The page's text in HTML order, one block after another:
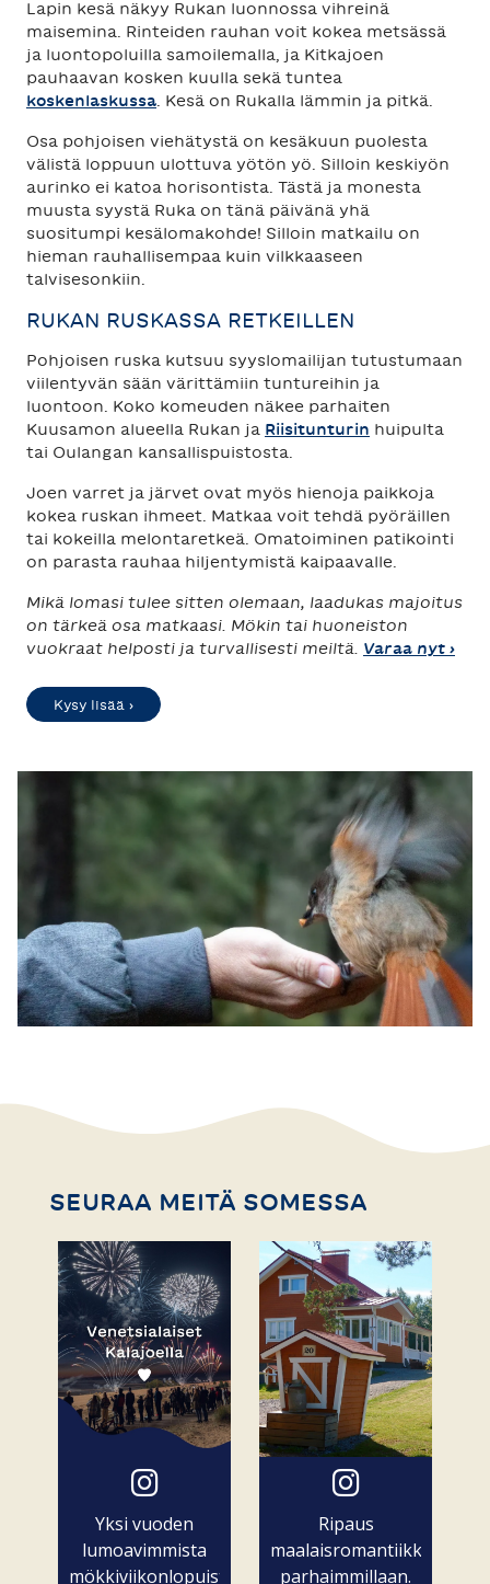
Lapin kesä näkyy Rukan luonnossa vihreinä
maisemina. Rinteiden rauhan voit kokea metsässä
ja luontopoluilla samoilemalla, ja Kitkajoen
pauhaavan kosken kuulla sekä tuntea
koskenlaskussa . Kesä on Rukalla lämmin ja pitkä.
Osa pohjoisen viehätystä on kesäkuun puolesta
välistä loppuun ulottuva yötön yö. Silloin keskiyön
aurinko ei katoa horisontista. Tästä ja monesta
muusta syystä Ruka on tänä päivänä yhä
suositumpi kesälomakohde! Silloin matkailu on
hieman rauhallisempaa kuin vilkkaaseen
talvisesonkiin.
RUKAN RUSKASSA RETKEILLEN
Pohjoisen ruska kutsuu syyslomailijan tutustumaan
viilentyvän sään värittämiin tuntureihin ja
luontoon. Koko komeuden näkee parhaiten
Kuusamon alueella Rukan ja Riisitunturin huipulta
tai Oulangan kansallispuistosta.
Joen varret ja järvet ovat myös hienoja paikkoja
kokea ruskan ihmeet. Matkaa voit tehdä pyöräillen
tai kokeilla melontaretkeä. Omatoiminen patikointi
on parasta rauhaa hiljentymistä kaipaavalle.
Mikä lomasi tulee sitten olemaan, laadukas majoitus
on tärkeä osa matkaasi. Mökin tai huoneiston
vuokraat helposti ja turvallisesti meiltä. Varaa nyt ›
Kysy lisää ›
SEURAA MEITÄ SOMESSA
Yksi vuoden
lumoavimmista
mökkiviikonlopuista
Ripaus
maalaisromantiikkaa
parhaimmillaan.